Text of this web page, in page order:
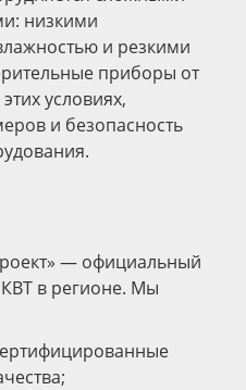
низкими
и резкими
приборы от
условиях,
и безопасность
— официальный
в регионе. Мы